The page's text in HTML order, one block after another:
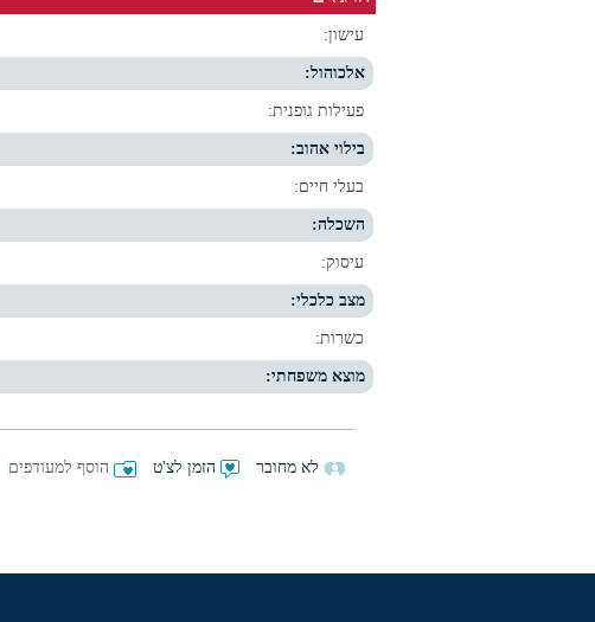
עישון:
אלכוהול:
פעילות גופנית:
בילוי אהוב:
בעלי חיים:
השכלה:
עיסוק:
מצב כלכלי:
כשרות:
מוצא משפחתי:
לא מחובר הזמן לצ'ט הוסף למעודפים